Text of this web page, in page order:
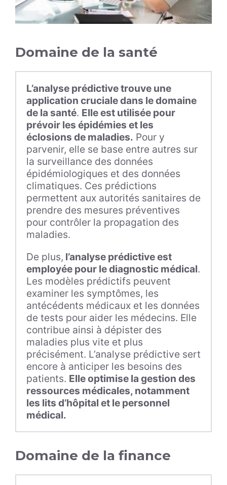
Domaine de la santé
L’analyse prédictive trouve une
application cruciale dans le domaine
de la santé. Elle est utilisée pour
prévoir les épidémies et les
éclosions de maladies. Pour y
parvenir, elle se base entre autres sur
la surveillance des données
épidémiologiques et des données
climatiques. Ces prédictions
permettent aux autorités sanitaires de
prendre des mesures préventives
pour contrôler la propagation des
maladies.
De plus, l’analyse prédictive est
employée pour le diagnostic médical.
Les modèles prédictifs peuvent
examiner les symptômes, les
antécédents médicaux et les données
de tests pour aider les médecins. Elle
contribue ainsi à dépister des
maladies plus vite et plus
précisément. L’analyse prédictive sert
encore à anticiper les besoins des
patients. Elle optimise la gestion des
ressources médicales, notamment
les lits d’hôpital et le personnel
médical.
Domaine de la finance